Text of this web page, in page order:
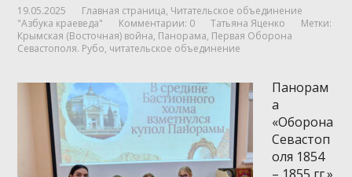
19.05.2025 Главная страница, Читательское объединение
"Азбука краеведа"
Комментарии: 0 Татьяна Яценко
Метки:
Крымская (Восточная) война, Панорама, Первая Оборона
Севастополя. Рубо, читательское объединение
Панорам
а
«Оборона
Севастоп
оля 1854